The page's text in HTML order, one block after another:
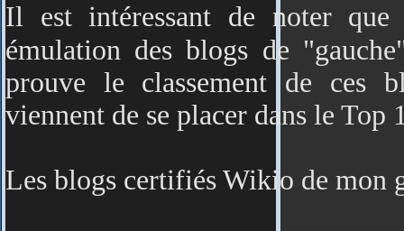
Il est intéressant de noter que
émulation des blogs de
prouve le classement de ces
viennent de se placer dans le
Les blogs certifiés Wikio de mon